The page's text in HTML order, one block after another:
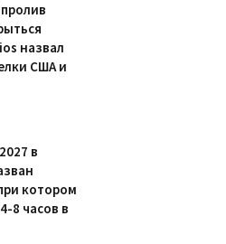
назвал
США и
в
котором
8 часов в